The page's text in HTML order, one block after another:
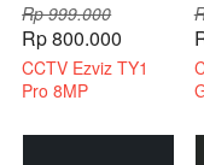
Rp 999.000
Rp 800.000
CCTV Ezviz TY1
Pro 8MP